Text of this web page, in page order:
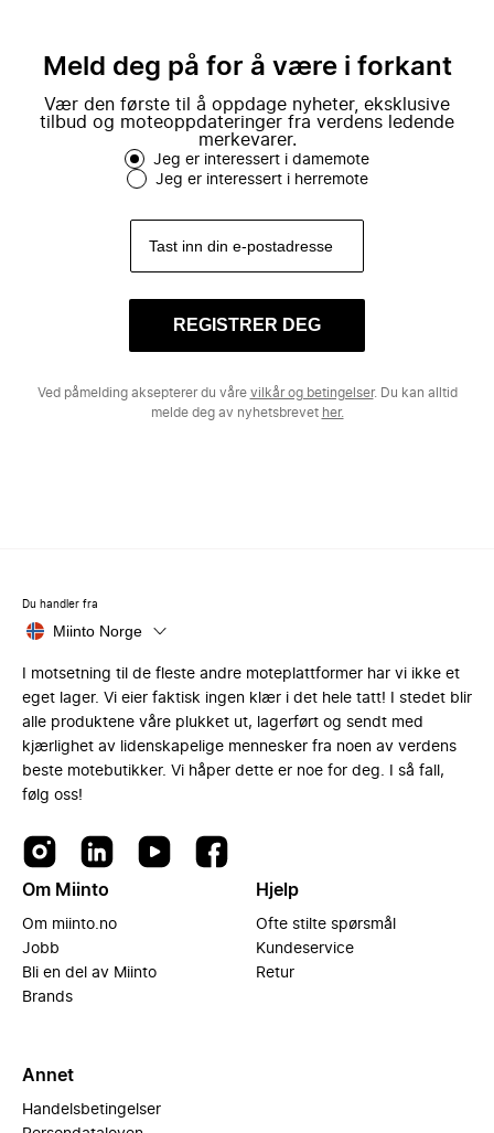
Meld deg på for å være i forkant
Vær den første til å oppdage nyheter, eksklusive
tilbud og moteoppdateringer fra verdens ledende
merkevarer.
Jeg er interessert i damemote
Jeg er interessert i herremote
REGISTRER DEG
Ved påmelding aksepterer du våre vilkår og betingelser. Du kan alltid
melde deg av nyhetsbrevet her.
Du handler fra
Miinto Norge
I motsetning til de fleste andre moteplattformer har vi ikke et
eget lager. Vi eier faktisk ingen klær i det hele tatt! I stedet blir
alle produktene våre plukket ut, lagerført og sendt med
kjærlighet av lidenskapelige mennesker fra noen av verdens
beste motebutikker. Vi håper dette er noe for deg. I så fall,
følg oss!
Om Miinto
Om miinto.no
Jobb
Bli en del av Miinto
Brands
Hjelp
Ofte stilte spørsmål
Kundeservice
Retur
Annet
Handelsbetingelser